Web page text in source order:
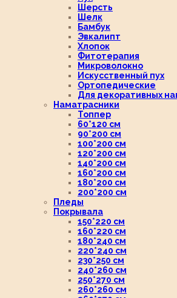
Шерсть
Шелк
Бамбук
Эвкалипт
Хлопок
Фитотерапия
Микроволокно
Искусственный пух
Ортопедические
Для декоративных
Наматрасники
Топпер
60*120 см
90*200 см
100*200 см
120*200 см
140*200 см
160*200 см
180*200 см
200*200 см
Пледы
Покрывала
150*220 см
160*220 см
180*240 см
220*240 см
230*250 см
240*260 см
250*270 см
260*260 см